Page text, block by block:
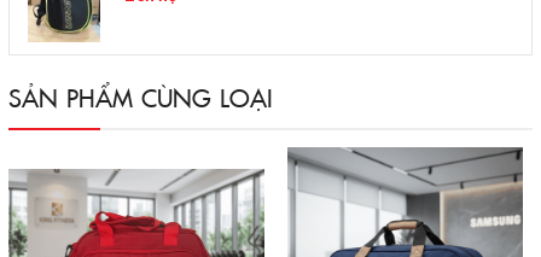
SẢN PHẨM CÙNG LOẠI